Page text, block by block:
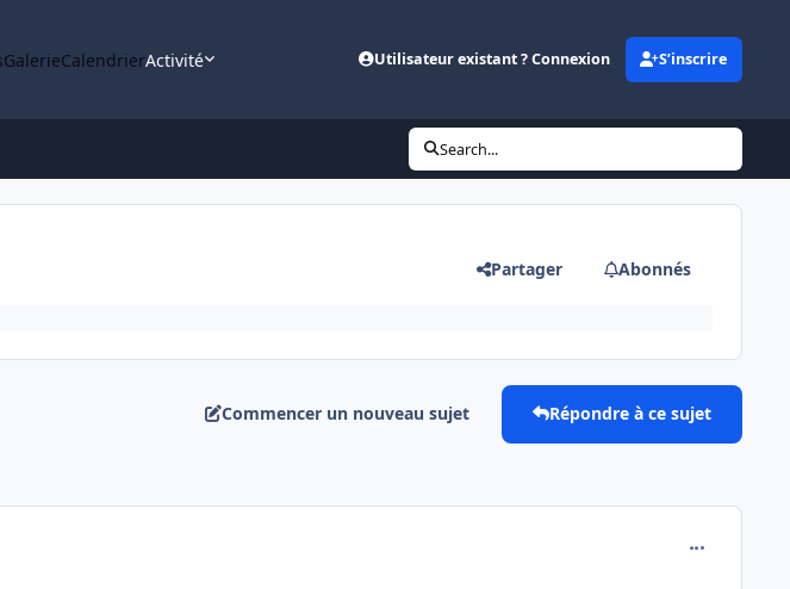
GalerieCalendrierActivité Utilisateur existant ? Connexion S’inscrire
Search...
Partager Abonnés
Commencer un nouveau sujet Répondre à ce sujet